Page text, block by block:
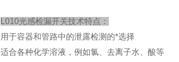
L010光感检漏开关技术特点：
用于容器和管路中的泄露检测的*选择
适合各种化学溶液，例如氯、去离子水、酸等